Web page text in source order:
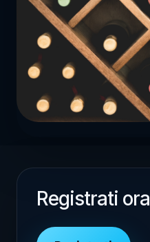
Registrati ora